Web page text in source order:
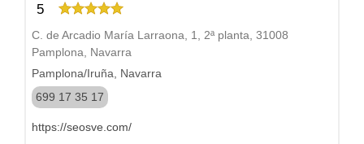
5
C. de Arcadio María Larraona, 1, 2ª planta, 31008
Pamplona, Navarra
Pamplona/Iruña, Navarra
699 17 35 17
https://seosve.com/